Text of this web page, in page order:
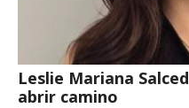
Leslie Mariana
abrir camino